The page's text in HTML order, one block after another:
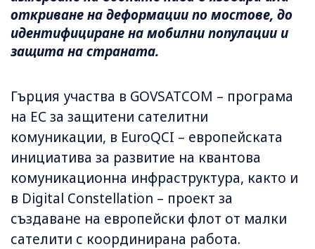
откриване на деформации по мостове, до
идентифициране на мобилни популации и
защита на страната.
Гърция участва в GOVSATCOM – програма
на ЕС за защитени сателитни
комуникации, в EuroQCI – европейската
инициатива за развитие на квантова
комуникационна инфраструктура, както и
в Digital Constellation – проект за
създаване на европейски флот от малки
сателити с координирана работа.